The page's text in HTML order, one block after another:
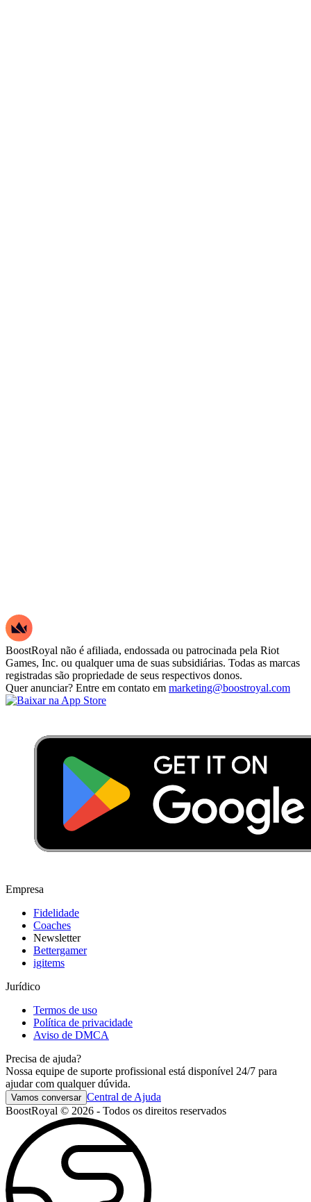
BoostRoyal não é afiliada, endossada ou patrocinada pela Riot
Games, Inc. ou qualquer uma de suas subsidiárias. Todas as marcas
registradas são propriedade de seus respectivos donos.
Quer anunciar? Entre em contato em marketing@boostroyal.com
Empresa
Fidelidade
Coaches
Newsletter
Bettergamer
igitems
Jurídico
Termos de uso
Política de privacidade
Aviso de DMCA
Precisa de ajuda?
Nossa equipe de suporte profissional está disponível 24/7 para
ajudar com qualquer dúvida.
Vamos conversar Central de Ajuda
BoostRoyal © 2026 - Todos os direitos reservados